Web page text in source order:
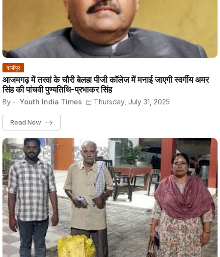
गाज़ीपुर
आजमगढ़ में तरवां के चौरी बेलहा पीजी कॉलेज में मनाई जाएगी स्वर्गीय अमर
सिंह की पांचवी पुण्यतिथि-प्रभाकर सिंह
By - Youth India Times Thursday, July 31, 2025
Read Now